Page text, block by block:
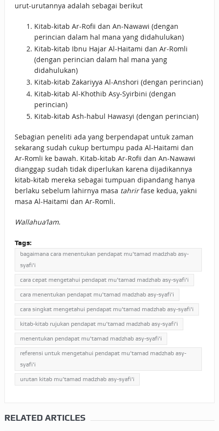
urut-urutannya adalah sebagai berikut
Kitab-kitab Ar-Rofii dan An-Nawawi (dengan
perincian dalam hal mana yang didahulukan)
Kitab-kitab Ibnu Hajar Al-Haitami dan Ar-Romli
(dengan perincian dalam hal mana yang
didahulukan)
Kitab-kitab Zakariyya Al-Anshori (dengan perincian)
Kitab-kitab Al-Khothib Asy-Syirbini (dengan
perincian)
Kitab-kitab Ash-habul Hawasyi (dengan perincian)
Sebagian peneliti ada yang berpendapat untuk zaman
sekarang sudah cukup bertumpu pada Al-Haitami dan
Ar-Romli ke bawah. Kitab-kitab Ar-Rofii dan An-Nawawi
dianggap sudah tidak diperlukan karena dijadikannya
kitab-kitab mereka sebagai tumpuan dipandang hanya
berlaku sebelum lahirnya masa tahrirfase kedua, yakni
masa Al-Haitami dan Ar-Romli.
Wallahua’lam.
Tags:
bagaimana cara menentukan pendapat mu'tamad madzhab asy-
syafi'i
cara cepat mengetahui pendapat mu'tamad madzhab asy-syafi'i
cara menentukan pendapat mu'tamad madzhab asy-syafi'i
cara singkat mengetahui pendapat mu'tamad madzhab asy-syafi'i
kitab-kitab rujukan pendapat mu’tamad madzhab asy-syafi'i
menentukan pendapat mu'tamad madzhab asy-syafi'i
referensi untuk mengetahui pendapat mu’tamad madzhab asy-
syafi'i
urutan kitab mu’tamad madzhab asy-syafi'i
RELATED ARTICLES